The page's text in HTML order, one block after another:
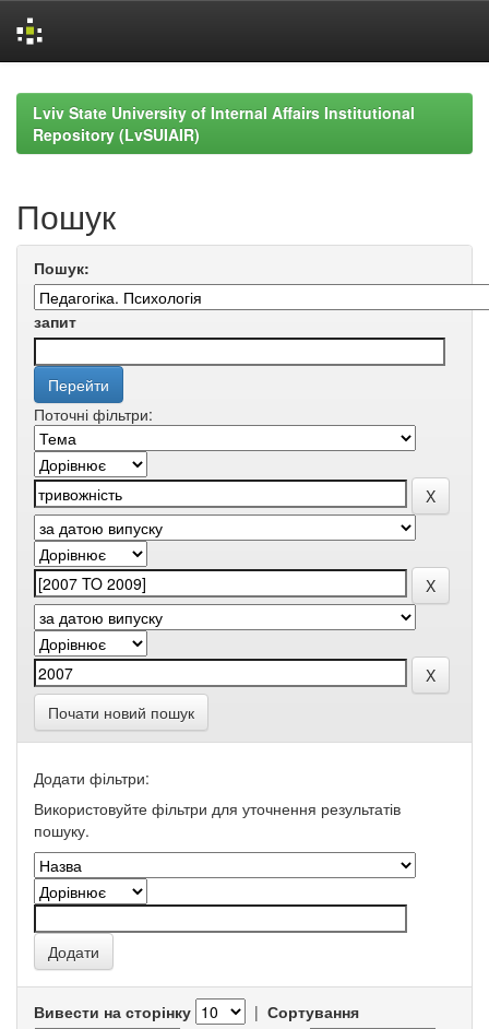
navigationLviv State University of Internal Affairs Institutional
Repository (LvSUIAIR)
Пошук
Пошук:
запит
Поточні фільтри:
Почати новий пошук
Додати фільтри:
Використовуйте фільтри для уточнення результатів
пошуку.
Вивести на сторінку | Сортування